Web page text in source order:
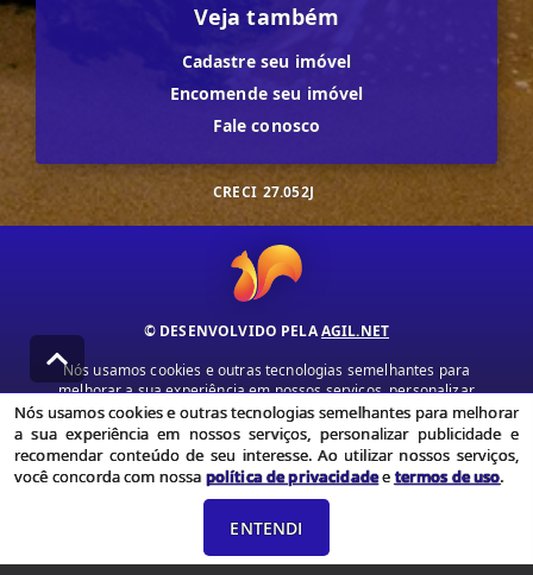
Veja também
Cadastre seu imóvel
Encomende seu imóvel
Fale conosco
CRECI 27.052J
© DESENVOLVIDO PELAAGIL.NET
Nós usamos cookies e outras tecnologias semelhantes para
melhorar a sua experiência em nossos serviços, personalizar
publicidade e recomendar conteúdo de seu interesse. Ao utilizar
nossos serviços, você concorda com nossa política de privacidade e
termos de uso.
Política de Privacidade Termos de uso
Nós usamos cookies e outras tecnologias semelhantes para melhorar
a sua experiência em nossos serviços, personalizar publicidade e
recomendar conteúdo de seu interesse. Ao utilizar nossos serviços,
você concorda com nossa política de privacidadeetermos de uso.
ENTENDI